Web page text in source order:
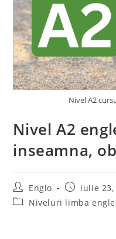
Nivel A2
Nivel A2
inseamna,
Englo
iulie 23,
Niveluri limba